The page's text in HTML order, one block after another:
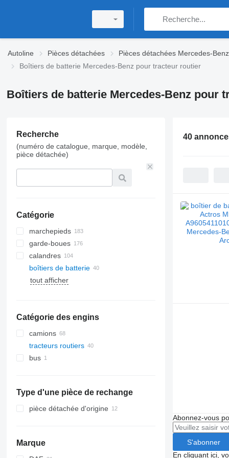
Autoline Pièces détachées Pièces détachées Mercedes-
Boîtiers de batterie Mercedes-Benz pour tracteur routier
Boîtiers de batterie Mercedes-Benz pour
Recherche
(numéro de catalogue, marque, modèle,
pièce détachée)
Catégorie
marchepieds
garde-boues
calandres
boîtiers de batterie
tout afficher
Catégorie des engins
camions
tracteurs routiers
bus
Type d'une pièce de rechange
pièce détachée d'origine
Marque
40
Abonnez-vous
S'abonner
En cliquant ici,